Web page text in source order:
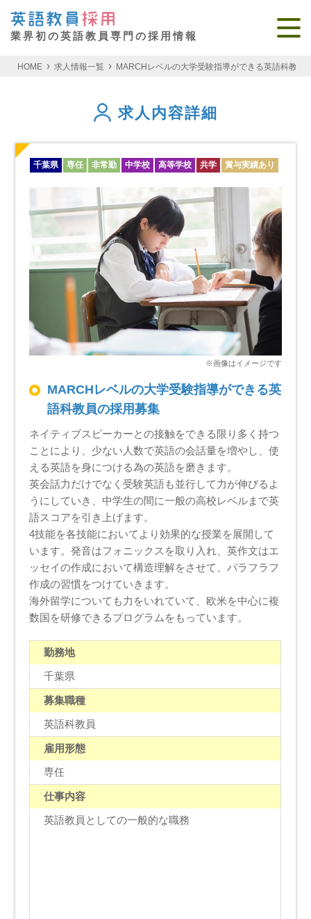
業界初の英語教員専門の採用情報
HOME 求人情報一覧 MARCHレベルの大学受験指導ができる英語科
求人内容詳細
千葉県 専任 非常勤 中学校 高等学校 共学 賞与実績あり
MARCHレベルの大学受験指導ができる英
語科教員の採用募集
ネイティブスピーカーとの接触をできる限り多く持つ
ことにより、少ない人数で英語の会話量を増やし、使
える英語を身につける為の英語を磨きます。
英会話力だけでなく受験英語も並行して力が伸びるよ
うにしていき、中学生の間に一般の高校レベルまで英
語スコアを引き上げます。
4技能を各技能においてより効果的な授業を展開して
います。発音はフォニックスを取り入れ、英作文はエ
ッセイの作成において構造理解をさせて、パラフラフ
作成の習慣をつけていきます。
海外留学についても力をいれていて、欧米を中心に複
数国を研修できるプログラムをもっています。
勤務地
千葉県
募集職種
英語科教員
雇用形態
専任
仕事内容
英語教員としての一般的な職務